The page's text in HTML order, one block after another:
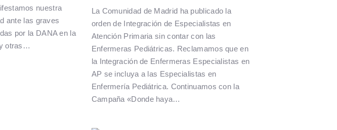
nuestra
ante las graves
por la DANA en la
otras…
La Comunidad de Madrid ha publicado la
orden de Integración de Especialistas en
Atención Primaria sin contar con las
Enfermeras Pediátricas. Reclamamos que en
la Integración de Enfermeras Especialistas en
AP se incluya a las Especialistas en
Enfermería Pediátrica. Continuamos con la
Campaña «Donde haya…